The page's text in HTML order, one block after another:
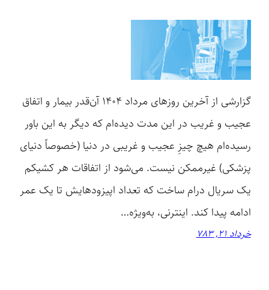
گزارشی از آخرین روزهای مرداد ۱۴۰۴ آن‌قدر بیمار و اتفاق
عجیب و غریب در این مدت دیده‌ام که دیگر به این باور
رسیده‌ام هیچ چیزِ عجیب و غریبی در دنیا (خصوصاً دنیای
پزشکی) غیرممکن نیست. می‌شود از اتفاقات هر کشیکم
یک سریال درام ساخت که تعداد اپیزودهایش تا یک عمر
ادامه پیدا کند. اینترنی، به‌ویژه…
خرداد 21, 783